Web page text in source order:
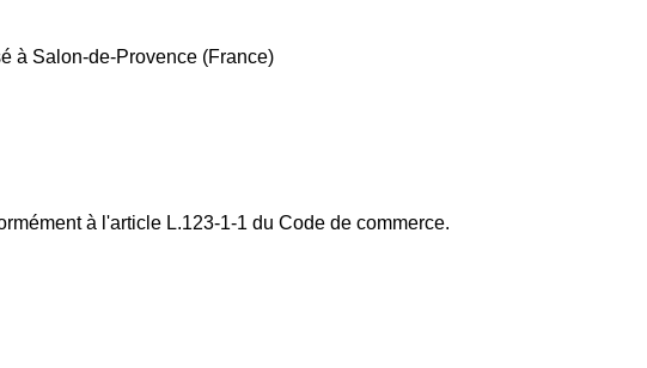
à Salon-de-Provence (France)
à l'article L.123-1-1 du Code de commerce.